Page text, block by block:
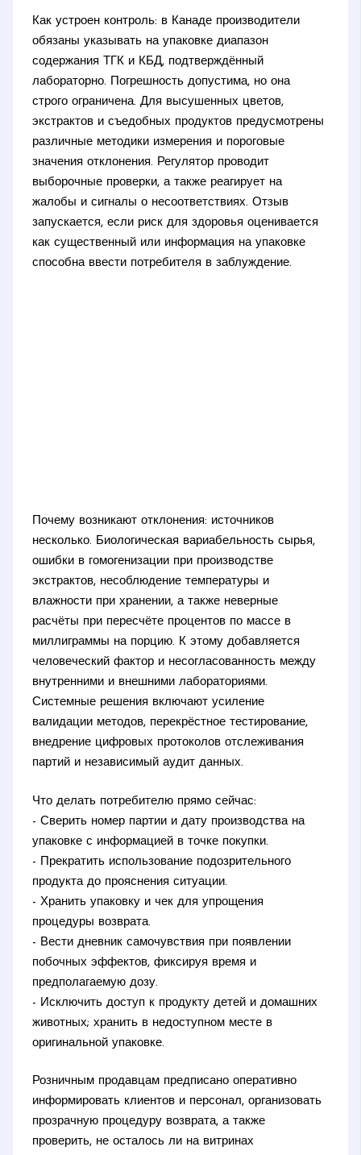
Как устроен контроль: в Канаде производители
обязаны указывать на упаковке диапазон
содержания ТГК и КБД, подтверждённый
лабораторно. Погрешность допустима, но она
строго ограничена. Для высушенных цветов,
экстрактов и съедобных продуктов предусмотрены
различные методики измерения и пороговые
значения отклонения. Регулятор проводит
выборочные проверки, а также реагирует на
жалобы и сигналы о несоответствиях. Отзыв
запускается, если риск для здоровья оценивается
как существенный или информация на упаковке
способна ввести потребителя в заблуждение.
Почему возникают отклонения: источников
несколько. Биологическая вариабельность сырья,
ошибки в гомогенизации при производстве
экстрактов, несоблюдение температуры и
влажности при хранении, а также неверные
расчёты при пересчёте процентов по массе в
миллиграммы на порцию. К этому добавляется
человеческий фактор и несогласованность между
внутренними и внешними лабораториями.
Системные решения включают усиление
валидации методов, перекрёстное тестирование,
внедрение цифровых протоколов отслеживания
партий и независимый аудит данных.
Что делать потребителю прямо сейчас:
- Сверить номер партии и дату производства на
упаковке с информацией в точке покупки.
- Прекратить использование подозрительного
продукта до прояснения ситуации.
- Хранить упаковку и чек для упрощения
процедуры возврата.
- Вести дневник самочувствия при появлении
побочных эффектов, фиксируя время и
предполагаемую дозу.
- Исключить доступ к продукту детей и домашних
животных; хранить в недоступном месте в
оригинальной упаковке.
Розничным продавцам предписано оперативно
информировать клиентов и персонал, организовать
прозрачную процедуру возврата, а также
проверить, не осталось ли на витринах